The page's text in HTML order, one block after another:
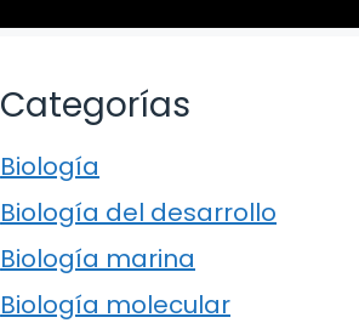
Categorías
Biología
Biología del desarrollo
Biología marina
Biología molecular